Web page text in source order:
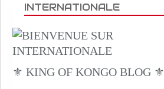
INTERNATIONALE
⚜️ KING OF KONGO BLOG ⚜️